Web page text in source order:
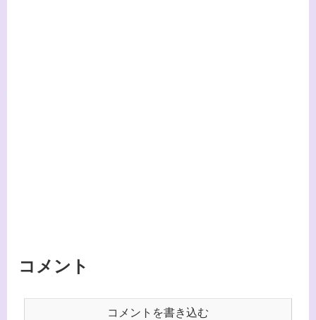
コメント
コメントを書き込む